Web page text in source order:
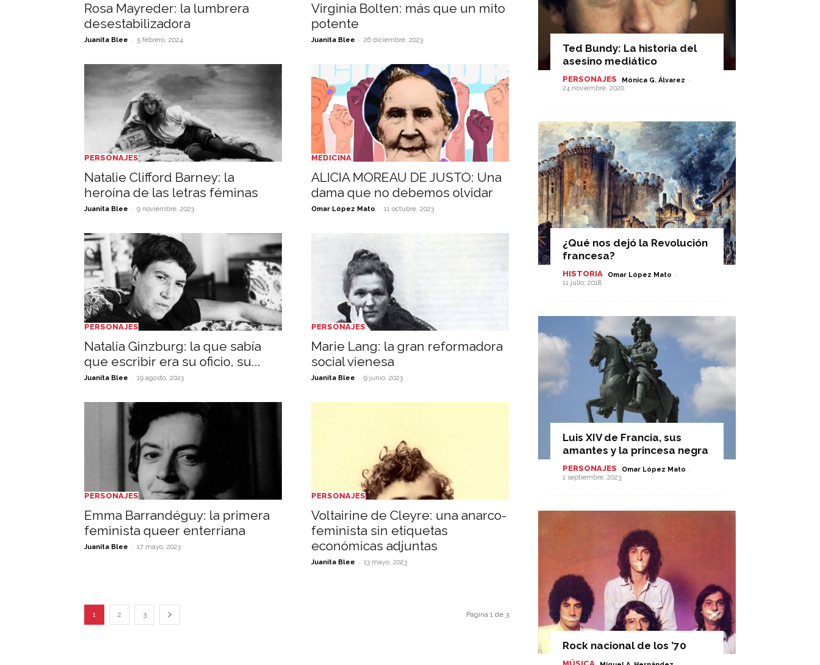
Rosa Mayreder: la lumbrera
desestabilizadora
Juanita Blee - 5 febrero, 2024
Virginia Bolten: más que un mito
potente
Juanita Blee - 26 diciembre, 2023
PERSONAJES
Natalie Clifford Barney: la
heroína de las letras féminas
Juanita Blee - 9 noviembre, 2023
MEDICINA
ALICIA MOREAU DE JUSTO: Una
dama que no debemos olvidar
Omar López Mato - 11 octubre, 2023
PERSONAJES
Natalia Ginzburg: la que sabía
que escribir era su oficio, su...
Juanita Blee - 19 agosto, 2023
PERSONAJES
Marie Lang: la gran reformadora
social vienesa
Juanita Blee - 9 junio, 2023
PERSONAJES
Emma Barrandéguy: la primera
feminista queer enterriana
Juanita Blee - 17 mayo, 2023
PERSONAJES
Voltairine de Cleyre: una anarco-
feminista sin etiquetas
económicas adjuntas
Juanita Blee - 13 mayo, 2023
1 2 3 Página 1 de 3
Ted Bundy: La historia del
asesino mediático
PERSONAJES Mónica G. Álvarez -
24 noviembre, 2020
¿Qué nos dejó la Revolución
francesa?
HISTORIA Omar López Mato -
11 julio, 2018
Luis XIV de Francia, sus
amantes y la princesa negra
PERSONAJES Omar López Mato -
1 septiembre, 2023
Rock nacional de los ’70